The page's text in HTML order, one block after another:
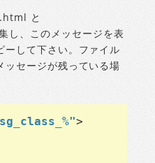
と
、このメッセージを表
ーして下さい。ファイル
ッセージが残っている場
>